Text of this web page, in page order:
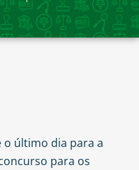
o último dia para a
para os